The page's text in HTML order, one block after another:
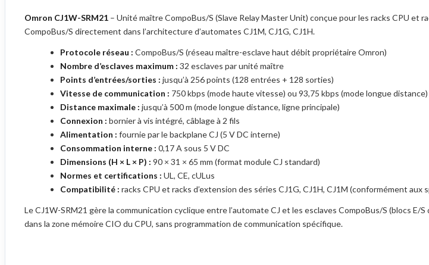
Omron CJ1W-SRM21 – Unité maître CompoBus/S (Slave Relay Master Unit) conçue pour les racks CPU et
CompoBus/S directement dans l’architecture d’automates CJ1M, CJ1G, CJ1H.
Protocole réseau : CompoBus/S (réseau maître-esclave haut débit propriétaire Omron)
Nombre d’esclaves maximum : 32 esclaves par unité maître
Points d’entrées/sorties : jusqu’à 256 points (128 entrées + 128 sorties)
Vitesse de communication : 750 kbps (mode haute vitesse) ou 93,75 kbps (mode longue distance)
Distance maximale : jusqu’à 500 m (mode longue distance, ligne principale)
Connexion : bornier à vis intégré, câblage à 2 fils
Alimentation : fournie par le backplane CJ (5 V DC interne)
Consommation interne : 0,17 A sous 5 V DC
Dimensions (H × L × P) : 90 × 31 × 65 mm (format module CJ standard)
Normes et certifications : UL, CE, cULus
Compatibilité : racks CPU et racks d’extension des séries CJ1G, CJ1H, CJ1M (conformément aux
Le CJ1W-SRM21 gère la communication cyclique entre l’automate CJ et les esclaves CompoBus/S (blocs
dans la zone mémoire CIO du CPU, sans programmation de communication spécifique.